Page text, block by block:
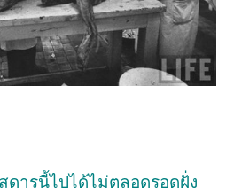
ารนี้ไปได้ไม่ตลอดรอดฝั่ง